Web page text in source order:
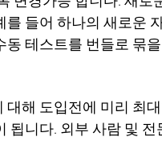
를 들어 하나의 새로운
동 테스트를 번들로 묶
대해 도입전에 미리 최
됩니다. 외부 사람 및 전